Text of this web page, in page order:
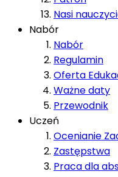
Nasi
Nabór
Nabór
Regulamin
Oferta
Ważne daty
Przewodnik
Uczeń
Ocenianie
Zastępstwa
Praca dla